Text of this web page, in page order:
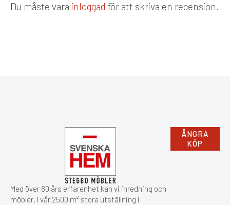
Du måste vara inloggad för att skriva en recension.
Med över 80 års erfarenhet kan vi inredning och
möbler. I vår 2500 m² stora utställning i
ÅNGRA
KÖP